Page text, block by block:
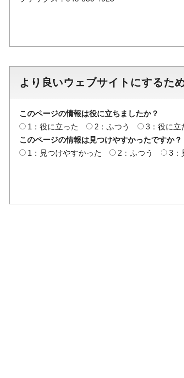
より良いウェブサイトにするた
このページの情報は役に立ちましたか？
1：役に立った
2：ふつう
3：役に立
このページの情報は見つけやすかったですか？
1：見つけやすかった
2：ふつう 3：